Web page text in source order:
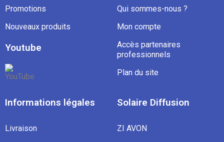
Promotions
Nouveaux produits
Youtube
Qui sommes-nous ?
Mon compte
Accès partenaires
professionnels
Plan du site
Informations légales
Livraison
Solaire Diffusion
ZI AVON